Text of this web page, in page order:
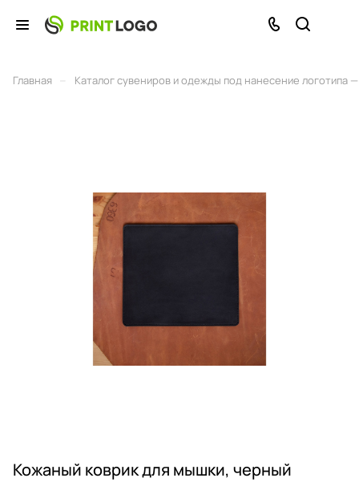
Главная Каталог сувениров и одежды под нанесение логотипа
Кожаный коврик для мышки, черный